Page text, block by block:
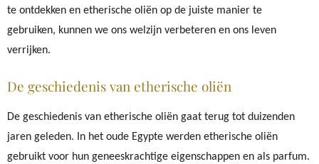
te ontdekken en etherische oliën op de juiste manier te
gebruiken, kunnen we ons welzijn verbeteren en ons leven
verrijken.
De geschiedenis van etherische oliën
De geschiedenis van etherische oliën gaat terug tot duizenden
jaren geleden. In het oude Egypte werden etherische oliën
gebruikt voor hun geneeskrachtige eigenschappen en als parfum.